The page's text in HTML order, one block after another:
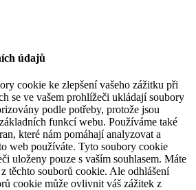
údajů
cookie ke zlepšení vašeho zážitku při
se ve vašem prohlížeči ukládají soubory
podle potřeby, protože jsou
funkcí webu. Používáme také
které nám pomáhají analyzovat a
web používáte. Tyto soubory cookie
uloženy pouze s vaším souhlasem. Máte
těchto souborů cookie. Ale odhlášení
cookie může ovlivnit váš zážitek z